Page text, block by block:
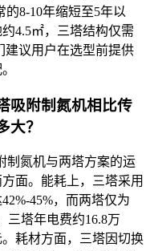
8-10年缩短至5年以
4.5㎡，三塔结构仅需
建议用户在选型前提供
吸附制氮机相比传
大？
制氮机与两塔方案的运
面。能耗上，三塔采用
45%，而两塔仅为
三塔年电费约16.8万
耗材方面，三塔因切换